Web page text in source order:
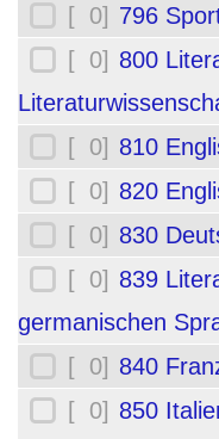
[ 0] 796
[ 0] 800
[ 0] 810
[ 0] 820
[ 0] 830
[ 0] 839
germanischen
[ 0] 840
[ 0] 850